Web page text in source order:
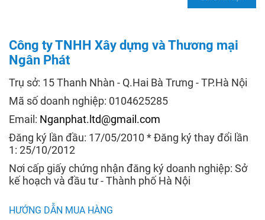
Công ty TNHH Xây dựng và Thương mại
Ngân Phát
Trụ sở: 15 Thanh Nhàn - Q.Hai Bà Trưng - TP.Hà Nội
Mã số doanh nghiệp: 0104625285
Email: Nganphat.ltd@gmail.com
Đăng ký lần đầu: 17/05/2010 * Đăng ký thay đổi lần
1: 25/10/2012
Nơi cấp giấy chứng nhận đăng ký doanh nghiệp: Sở
kế hoạch và đầu tư - Thành phố Hà Nội
HƯỚNG DẪN MUA HÀNG